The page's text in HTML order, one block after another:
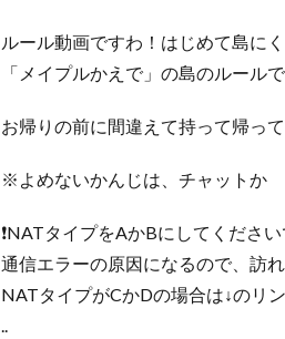
ルール動画ですわ！はじめて島に
「メイプルかえで」の島のルール
お帰りの前に間違えて持って帰っ
※よめないかんじは、チャットか
❗️NATタイプをAかBにしてください
通信エラーの原因になるので、訪
NATタイプがCかDの場合は↓のリ
..